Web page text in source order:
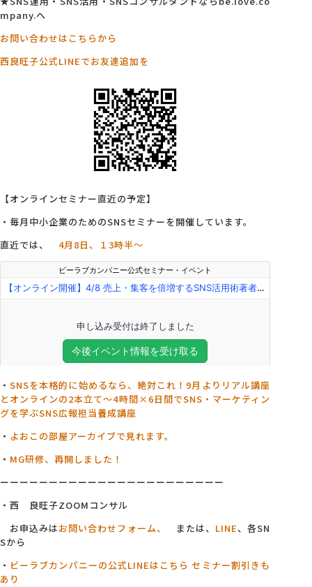
mpany.へ
お問い合わせはこちらから
西良旺子公式LINEでお友達追加を
【オンラインセミナー直近の予定】
・毎月中小企業のためのSNSセミナーを開催しています。
直近では、 4月8日、１3時半～
・SNSを本格的に始めるなら、絶対これ！9月よりリアル講座
とオンラインの2本立て～4時間×6日間でSNS・マーケティン
グを学ぶSNS広報担当養成講座
・ よおこの部屋アーカイブで見れます。
・ MG研修、再開しました！
ーーーーーーーーーーーーーーーーーーーーーーー
・西 良旺子ZOOMコンサル
お申込みはお問い合わせフォーム、 または、 LINE、各SN
Sから
・ ビーラブカンパニーの公式LINEはこちら セミナー割引きも
あり